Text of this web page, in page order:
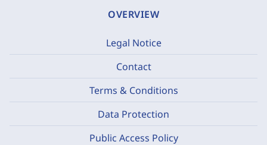
OVERVIEW
Legal Notice
Contact
Terms & Conditions
Data Protection
Public Access Policy